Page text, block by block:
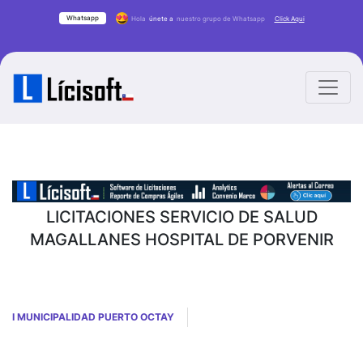
Whatsapp Hola únete a nuestro grupo de Whatsapp Click Aqui
LICITACIONES SERVICIO DE SALUD
MAGALLANES HOSPITAL DE PORVENIR
I MUNICIPALIDAD PUERTO OCTAY